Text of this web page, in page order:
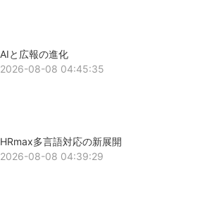
AIと広報の進化
2026-08-08 04:45:35
HRmax多言語対応の新展開
2026-08-08 04:39:29